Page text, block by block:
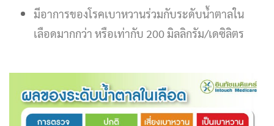
มีอาการของโรคเบาหวานร่วมกับระดับน้ำตาลใน
เลือดมากกว่า หรือเท่ากับ 200 มิลลิกรัม/เดซิลิตร